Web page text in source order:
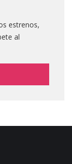
estrenos,
al